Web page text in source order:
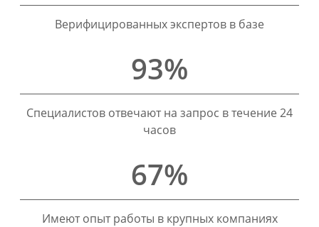
Верифицированных экспертов в базе
93%
Специалистов отвечают на запрос в течение 24
часов
67%
Имеют опыт работы в крупных компаниях